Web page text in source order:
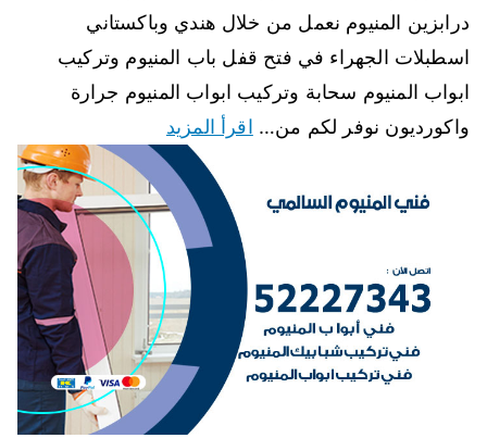
درابزين المنيوم نعمل من خلال هندي وباكستاني
اسطبلات الجهراء في فتح قفل باب المنيوم وتركيب
ابواب المنيوم سحابة وتركيب ابواب المنيوم جرارة
واكورديون نوفر لكم من… اقرأ المزيد